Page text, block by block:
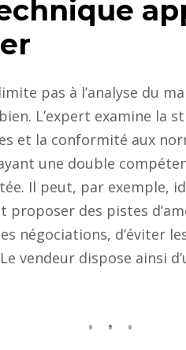
pas à l’analyse du
L’expert examine la
et la conformité aux
une double
Il peut, par exemple,
proposer des pistes
négociations, d’éviter
vendeur dispose ainsi